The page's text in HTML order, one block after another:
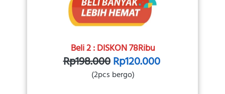
Beli 2 : DISKON 78Ribu
Rp198.000Rp120.000
(2pcs bergo)